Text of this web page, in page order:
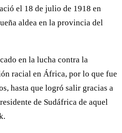
el 18 de julio de 1918 en
aldea en la provincia del
en la lucha contra la
racial en África, por lo que fue
hasta que logró salir gracias a
de Sudáfrica de aquel